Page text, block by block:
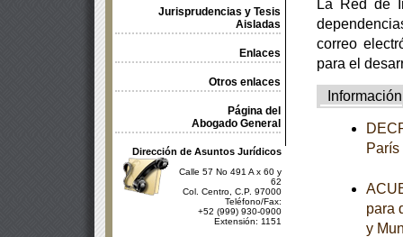
Jurisprudencias y Tesis
Aisladas
Enlaces
Otros enlaces
Página del
Abogado General
Dirección de Asuntos Jurídicos
Calle 57 No 491 A x 60 y
62
Col. Centro, C.P. 97000
Teléfono/Fax:
+52 (999) 930-0900
Extensión: 1151
La Red de
correo
para el
Información
para
y